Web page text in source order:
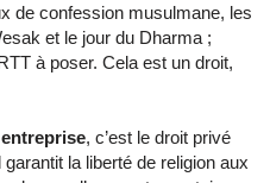
de confession musulmane, les
et le jour du Dharma ;
à poser. Cela est un droit,
, c’est le droit privé
la liberté de religion aux